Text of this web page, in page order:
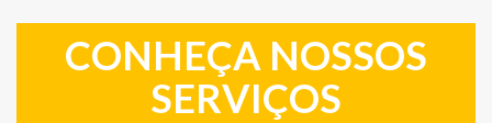
CONHEÇA NOSSOS
SERVIÇOS